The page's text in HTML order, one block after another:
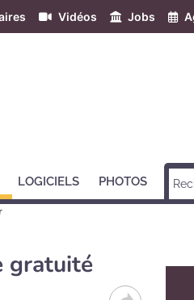
Vidéos Jobs
LOGICIELS PHOTOS
gratuité